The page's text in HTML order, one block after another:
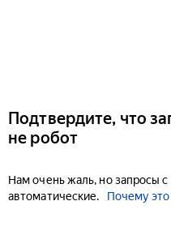
Подтвердите, что
не робот
Нам очень жаль, но запросы
автоматические.
Почему